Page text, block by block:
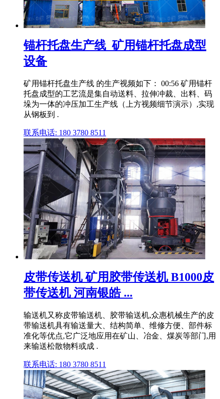
锚杆托盘生产线_矿用锚杆托盘成型
设备
矿用锚杆托盘生产线 的生产视频如下： 00:56 矿用锚杆
托盘成型的工艺流是集自动送料、拉伸冲裁、出料、码
垛为一体的冲压加工生产线（上方视频细节演示）,实现
从钢板到 .
联系电话: 180 3780 8511
皮带传送机 矿用胶带传送机 B1000皮
带传送机 河南银皓 ...
输送机又称皮带输送机、胶带输送机,众惠机械生产的皮
带输送机具有输送量大、结构简单、维修方便、部件标
准化等优点,它广泛地应用在矿山、冶金、煤炭等部门,用
来输送松散物料或成 .
联系电话: 180 3780 8511